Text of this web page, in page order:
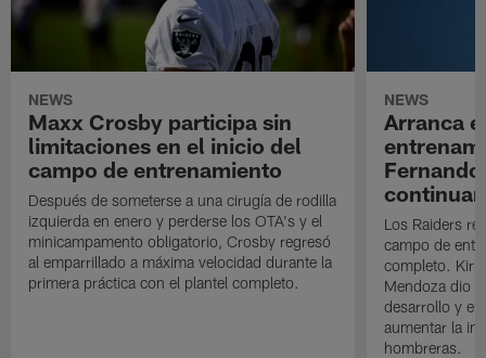
NEWS
Maxx Crosby participa sin
limitaciones en el inicio del
campo de entrenamiento
Después de someterse a una cirugía de rodilla
izquierda en enero y perderse los OTA's y el
minicampamento obligatorio, Crosby regresó
al emparrillado a máxima velocidad durante la
primera práctica con el plantel completo.
NEWS
Arranca
Los Raiders
campo de
completo. Kirk
Mendoza dio
desarrollo y el
aumentar la
hombreras.